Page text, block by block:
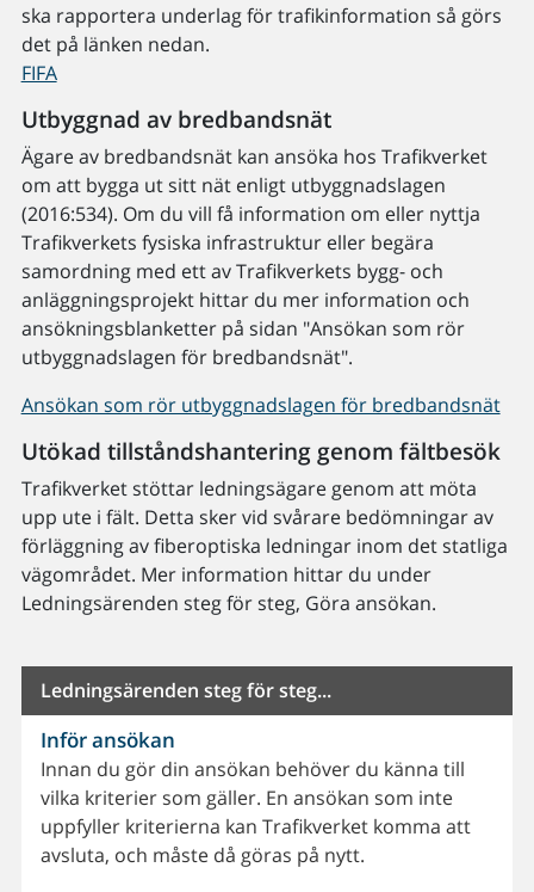
ska rapportera underlag för trafikinformation så görs
det på länken nedan.
FIFA
Utbyggnad av bredbandsnät
Ägare av bredbandsnät kan ansöka hos Trafikverket
om att bygga ut sitt nät enligt utbyggnadslagen
(2016:534). Om du vill få information om eller nyttja
Trafikverkets fysiska infrastruktur eller begära
samordning med ett av Trafikverkets bygg- och
anläggningsprojekt hittar du mer information och
ansökningsblanketter på sidan "Ansökan som rör
utbyggnadslagen för bredbandsnät".
Ansökan som rör utbyggnadslagen för bredbandsnät
Utökad tillståndshantering genom fältbesök
Trafikverket stöttar ledningsägare genom att möta
upp ute i fält. Detta sker vid svårare bedömningar av
förläggning av fiberoptiska ledningar inom det statliga
vägområdet. Mer information hittar du under
Ledningsärenden steg för steg, Göra ansökan.
Ledningsärenden steg för steg...
Inför ansökan
Innan du gör din ansökan behöver du känna till
vilka kriterier som gäller. En ansökan som inte
uppfyller kriterierna kan Trafikverket komma att
avsluta, och måste då göras på nytt.